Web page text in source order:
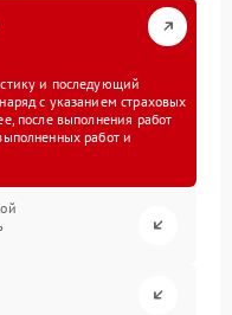
и последующий
с указанием страховых
после выполнения работ
работ и